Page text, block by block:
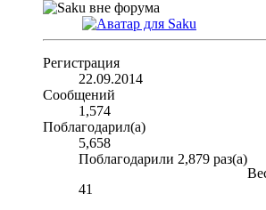
Регистрация
22.09.2014
Сообщений
1,574
Поблагодарил(а)
5,658
Поблагодарили 2,879 раз(а)
41